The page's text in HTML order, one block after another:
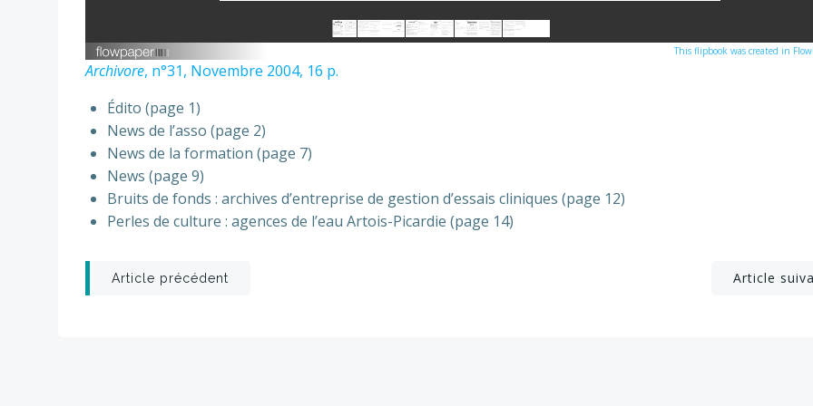
This flipbook was created in
Archivore, n°31, Novembre 2004, 16 p.
Édito (page 1)
News de l’asso (page 2)
News de la formation (page 7)
News (page 9)
Bruits de fonds : archives d’entreprise de gestion d’essais cliniques (page 12)
Perles de culture : agences de l’eau Artois-Picardie (page 14)
Post
Article précédent Article